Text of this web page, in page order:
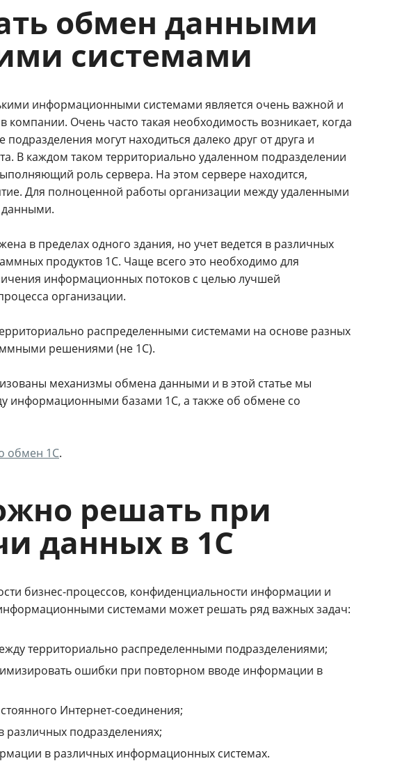
обмен данными
системами
информационными системами является очень важной и
Очень часто такая необходимость возникает, когда
могут находиться далеко друг от друга и
В каждом таком территориально удаленном подразделении
роль сервера. На этом сервере находится,
Для полноценной работы организации между удаленными
данными.
в пределах одного здания, но учет ведется в различных
продуктов 1С. Чаще всего это необходимо для
информационных потоков с целью лучшей
организации.
распределенными системами на основе разных
решениями (не 1С).
механизмы обмена данными и в этой статье мы
информационными базами 1С, а также об обмене со
обмен 1С.
решать при
данных в 1С
бизнес-процессов, конфиденциальности информации и
системами может решать ряд важных задач:
территориально распределенными подразделениями;
ошибки при повторном вводе информации в
Интернет-соединения;
различных подразделениях;
в различных информационных системах.